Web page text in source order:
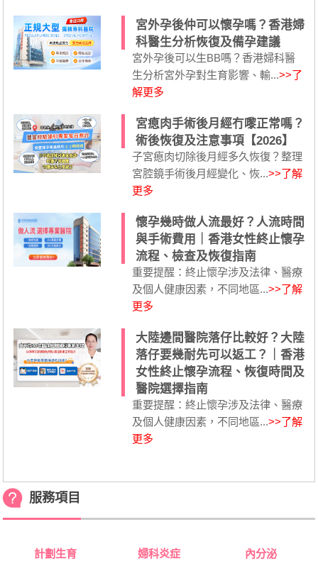
宮外孕後仲可以懷孕嗎？香港婦
科醫生分析恢復及備孕建議
宮外孕後可以生BB嗎？香港婦科醫
生分析宮外孕對生育影響、輸...>>了
解更多
宮瘜肉手術後月經冇嚟正常嗎？
術後恢復及注意事項【2026】
子宮瘜肉切除後月經多久恢復？整理
宮腔鏡手術後月經變化、恢...>>了解
更多
懷孕幾時做人流最好？人流時間
與手術費用｜香港女性終止懷孕
流程、檢查及恢復指南
重要提醒：終止懷孕涉及法律、醫療
及個人健康因素，不同地區...>>了解
更多
大陸邊間醫院落仔比較好？大陸
落仔要幾耐先可以返工？｜香港
女性終止懷孕流程、恢復時間及
醫院選擇指南
重要提醒：終止懷孕涉及法律、醫療
及個人健康因素，不同地區...>>了解
更多
服務項目
計劃生育 婦科炎症 內分泌